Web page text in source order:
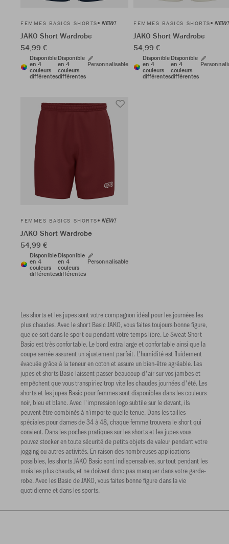
FEMMES BASICS SHORTS NEW!
JAKO Short Wardrobe
54,99 €
Disponible
en 4
couleurs
différentes
Disponible
en 4
couleurs
différentes
Personnalisable
FEMMES BASICS SHORTS NEW!
JAKO Short Wardrobe
54,99 €
Disponible
en 4
couleurs
différentes
Disponible
en 4
couleurs
différentes
FEMMES BASICS SHORTS NEW!
JAKO Short Wardrobe
54,99 €
Disponible
en 4
couleurs
différentes
Disponible
en 4
couleurs
différentes
Personnalisable
Les shorts et les jupes sont votre compagnon idéal pour les journées les
plus chaudes. Avec le short Basic JAKO, vous faites toujours bonne figure,
que ce soit dans le sport ou pendant votre temps libre. Le Sweat Short
Basic est très confortable. Le bord extra large et confortable ainsi que la
coupe serrée assurent un ajustement parfait. L'humidité est fluidement
évacuée grâce à la teneur en coton et assure un bien-être agréable. Les
jupes et shorts Basic laissent passer beaucoup d'air sur vos jambes et
empêchent que vous transpiriez trop vite les chaudes journées d'été. Les
shorts et les jupes Basic pour femmes sont disponibles dans les couleurs
noir, bleu et blanc. Avec l'impression logo subtile sur le devant, ils
peuvent être combinés à n’importe quelle tenue. Dans les tailles
spéciales pour dames de 34 à 48, chaque femme trouvera le short qui
convient. Dans les poches pratiques sur les shorts et les jupes vous
pouvez stocker en toute sécurité de petits objets de valeur pendant votre
jogging ou autres activités. En raison des nombreuses applications
possibles, les shorts JAKO Basic sont indispensables, surtout pendant les
mois les plus chauds, et ne doivent donc pas manquer dans votre garde-
robe. Avec les Basic de JAKO, vous faites bonne figure dans la vie
quotidienne et dans les sports.